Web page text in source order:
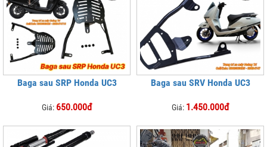
Baga sau SRP Honda UC3
Giá: 650.000đ
Baga sau SRV Honda UC3
Giá: 1.450.000đ